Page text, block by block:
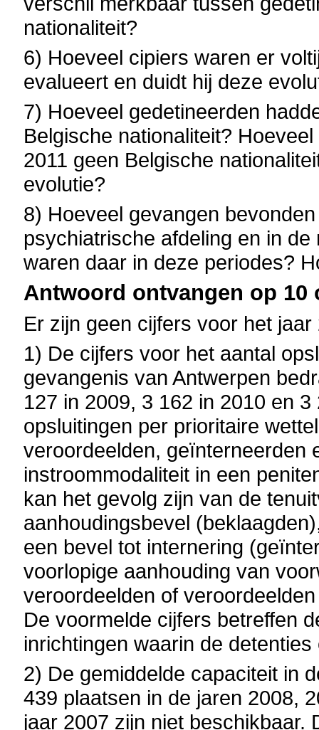
nationaliteit?
6) Hoeveel cipiers waren er
evalueert en duidt hij deze
7) Hoeveel gedetineerden
Belgische nationaliteit?
2011 geen Belgische
evolutie?
8) Hoeveel gevangen
psychiatrische afdeling en in
waren daar in deze periodes?
Antwoord ontvangen op 10
Er zijn geen cijfers voor het jaar
1) De cijfers voor het aantal
gevangenis van Antwerpen
127 in 2009, 3 162 in 2010 en
opsluitingen per prioritaire
veroordeelden, geïnterneerden
instroommodaliteit in een
kan het gevolg zijn van de
aanhoudingsbevel
een bevel tot internering
voorlopige aanhouding van
veroordeelden of
De voormelde cijfers betreffen
inrichtingen waarin de
2) De gemiddelde capaciteit in
439 plaatsen in de jaren 2008,
jaar 2007 zijn niet beschikbaar.